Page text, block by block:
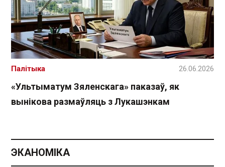
«Ультыматум Зяленскага» паказаў, як
вынікова размаўляць з Лукашэнкам
Палітыка 26.06.2026
ЭКАНОМІКА